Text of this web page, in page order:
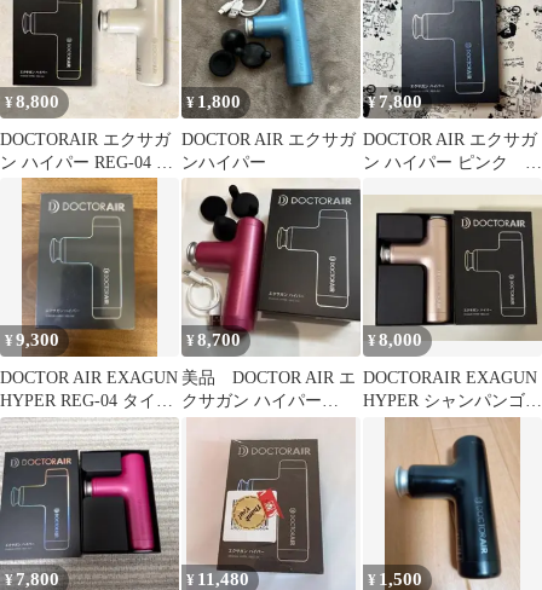
¥8,800
DOCTORAIR エクサガ
ン ハイパー REG-04 ホ
ワイト 美品
¥ 1,800
DOCTOR AIR エクサガ
ンハイパー
¥7,800
DOCTOR AIR エクサガ
ン ハイパー ピンク リ
ん
¥9,300
DOCTOR AIR EXAGUN
HYPER REG-04 タイガ
ース
¥8,700
美品 DOCTOR AIR エ
クサガン ハイパー
¥8,000
DOCTORAIR EXAGUN
HYPER シャンパンゴー
¥7,800 ¥ 11,480 ¥ 1,500